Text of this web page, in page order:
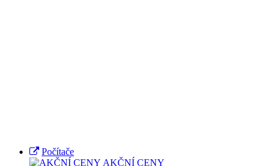
Počítače
AKČNÍ CENY